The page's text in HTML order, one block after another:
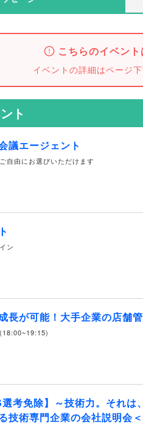
こちらのイベント
イベントの詳細はページ
ト
議エージェント
自由にお選びいただけます
ン
長が可能！大手企業の店舗
選考免除】～技術力。それ
技術専門企業の会社説明会